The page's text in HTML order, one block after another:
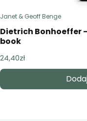
Janet & Geoff Benge
Dietrich Bonhoeffer
book
24,40zł